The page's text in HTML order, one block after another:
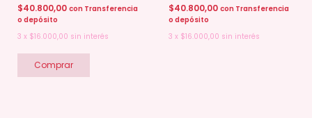
$40.800,00 con Transferencia
o depósito
3 x $16.000,00 sin interés
Comprar
$40.800,00 con Transferencia
o depósito
3 x $16.000,00 sin interés